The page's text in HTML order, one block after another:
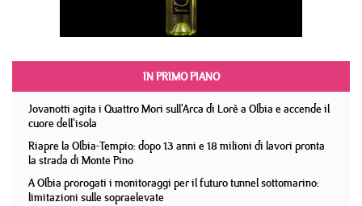
IN PRIMO PIANO
Jovanotti agita i Quattro Mori sull'Arca di Lorè a Olbia e accende il
cuore dell'isola
Riapre la Olbia-Tempio: dopo 13 anni e 18 milioni di lavori pronta
la strada di Monte Pino
A Olbia prorogati i monitoraggi per il futuro tunnel sottomarino:
limitazioni sulle sopraelevate